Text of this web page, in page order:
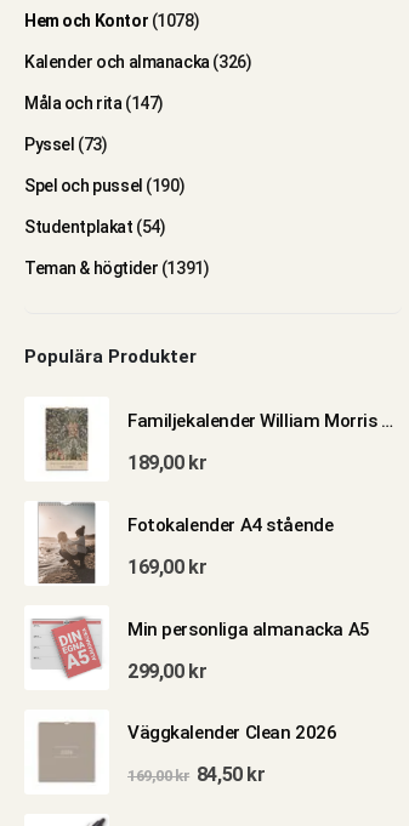
Hem och Kontor (1078)
Kalender och almanacka (326)
Måla och rita (147)
Pyssel (73)
Spel och pussel (190)
Studentplakat (54)
Teman & högtider (1391)
Populära Produkter
Familjekalender William Morris 2027
189,00 kr
Fotokalender A4 stående
169,00 kr
Min personliga almanacka A5
299,00 kr
Väggkalender Clean 2026
169,00kr Det
84,50 krDet